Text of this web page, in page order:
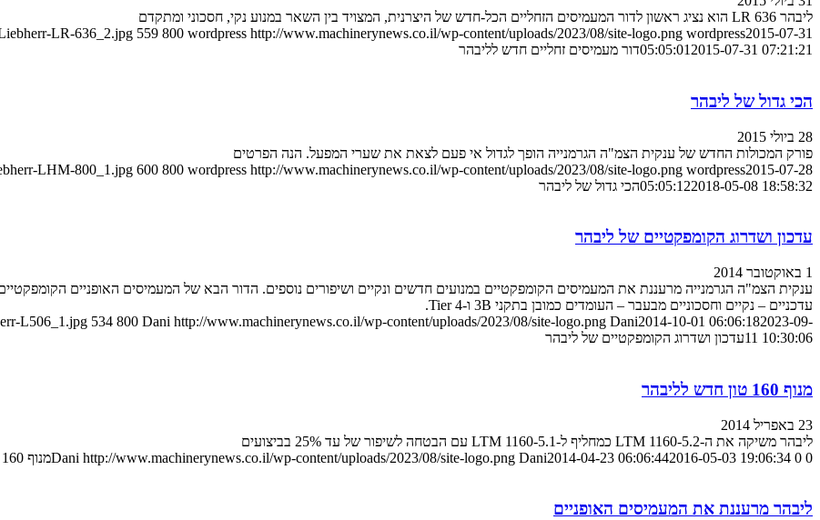
ליבהר LR 636 הוא נציג ראשון לדור המעמיסים הזחליים הכל-חדש של היצרנית, המצויד בין השאר במנוע נקי, חסכוני ומתקדם
LR-636_2.jpg 559 800 wordpress http://www.machinerynews.co.il/wp-content/uploads/2023/08/site-logo.png wordpress2015-07-31
05:05:01 2015-07-31 07:21:21 דור מעמיסים זחליים חדש לליבהר
הכי גדול של ליבהר
28 ביולי 2015
פורק המכולות החדש של ענקית הצמ"ה הגרמנייה הופך לגדול אי פעם לצאת את שערי המפעל. הנה הפרטים
LHM-800_1.jpg 600 800 wordpress http://www.machinerynews.co.il/wp-content/uploads/2023/08/site-logo.png wordpress2015-07-28
05:05:122018-05-08 18:58:32 הכי גדול של ליבהר
עדכון ושדרוג הקומפקטיים של ליבהר
1 באוקטובר 2014
עדכניים – נקיים וחסכוניים מבעבר – העומדים כמובן בתקני 3B ו-Tier 4.
L506_1.jpg 534 800 Dani http://www.machinerynews.co.il/wp-content/uploads/2023/08/site-logo.png Dani2014-10-01 06:06:182023-09-
11 10:30:06עדכון ושדרוג הקומפקטיים של ליבהר
מנוף 160 טון חדש לליבהר
23 באפריל 2014
ליבהר משיקה את ה-LTM 1160-5.2 כמחליף ל-LTM 1160-5.1 עם הבטחה לשיפור של עד 25% בביצועים
0
0
Dani http://www.machinerynews.co.il/wp-content/uploads/2023/08/site-logo.png Dani2014-04-23 06:06:442016-05-03 19:06:34 מנוף 160 טון חדש לליבהר
ליבהר מרעננת את המעמיסים האופניים